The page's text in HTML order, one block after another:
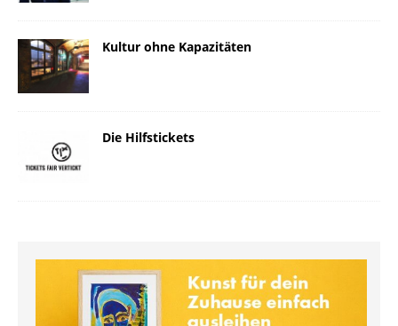
Kultur ohne Kapazitäten
Die Hilfstickets